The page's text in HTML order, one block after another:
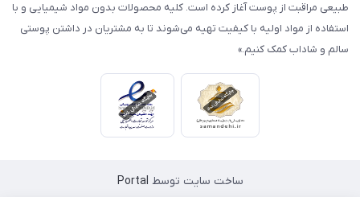
طبیعی مراقبت از پوست آغاز کرده است. کلیه محصولات بدون مواد شیمیایی و با
استفاده از مواد اولیه با کیفیت تهیه می‌شوند تا به مشتریان در داشتن پوستی
سالم و شاداب کمک کنیم.»
ساخت سایت توسط Portal